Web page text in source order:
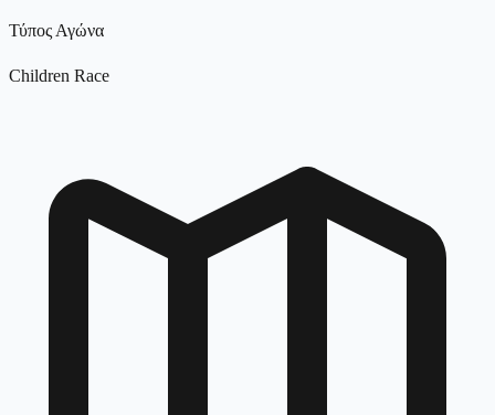
Τύπος Αγώνα
Children Race